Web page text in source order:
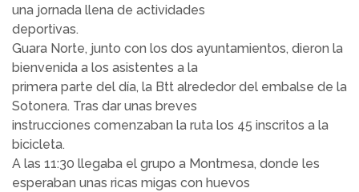
una jornada llena de actividades
deportivas.
Guara Norte, junto con los dos ayuntamientos, dieron la
bienvenida a los asistentes a la
primera parte del día, la Btt alrededor del embalse de la
Sotonera. Tras dar unas breves
instrucciones comenzaban la ruta los 45 inscritos a la
bicicleta.
A las 11:30 llegaba el grupo a Montmesa, donde les
esperaban unas ricas migas con huevos